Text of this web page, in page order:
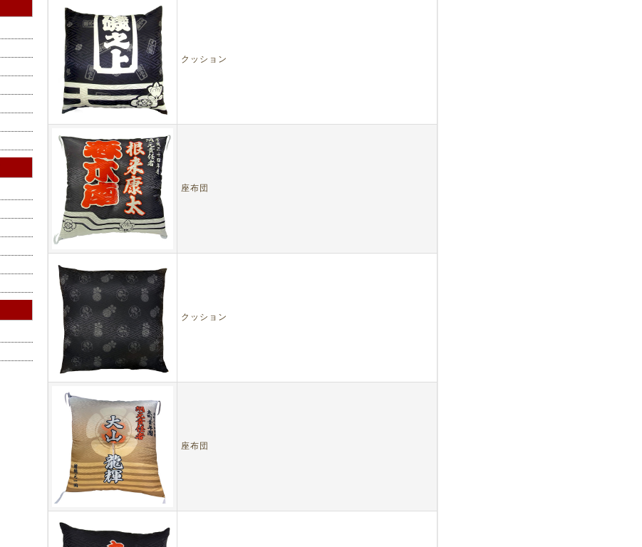
クッション
座布団
クッション
座布団